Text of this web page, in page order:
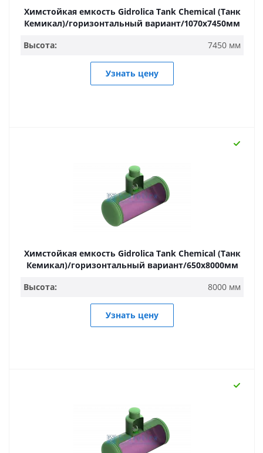
Химстойкая емкость Gidrolica Tank Chemical (Танк
Кемикал)/горизонтальный вариант/1070х7450мм
Высота:
7450 мм
Узнать цену
Химстойкая емкость Gidrolica Tank Chemical (Танк
Кемикал)/горизонтальный вариант/650х8000мм
Высота:
8000 мм
Узнать цену